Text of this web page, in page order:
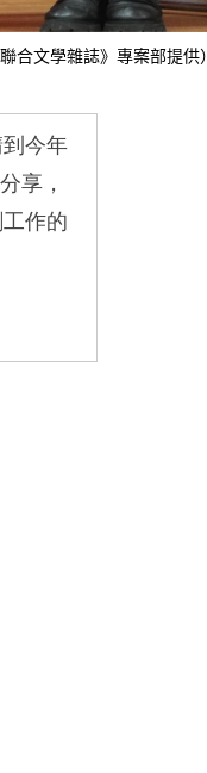
合文學雜誌》專案部提供）
今年
享，
作的